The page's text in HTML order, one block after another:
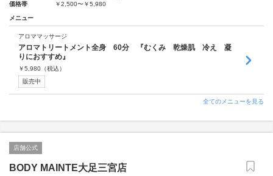
価格帯
￥2,500〜￥5,980
メニュー
アロママッサージ
アロマトリートメント全身 60分 『むくみ 乾燥肌 冷え 凝
りにおすすめ』
￥5,980 （税込）
販売中
全てのメニューを見る
店舗公式
BODY MAINTE大足三宮店